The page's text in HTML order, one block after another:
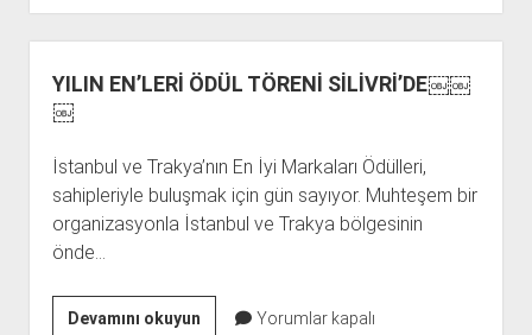
ACI
GÜNÜ
YILIN EN’LERİ ÖDÜL TÖRENİ SİLİVRİ’DE￼￼
￼
İstanbul ve Trakya’nın En İyi Markaları Ödülleri,
sahipleriyle buluşmak için gün sayıyor. Muhteşem bir
organizasyonla İstanbul ve Trakya bölgesinin
önde…
Devamını okuyunYILIN
Yorumlar kapalı